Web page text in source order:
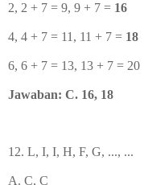
2, 2 + 7 = 9, 9 + 7 = 16
4, 4 + 7 = 11, 11 + 7 = 18
6, 6 + 7 = 13, 13 + 7 = 20
Jawaban: C. 16, 18
12. L, I, I, H, F, G, ..., ...
A. C, C